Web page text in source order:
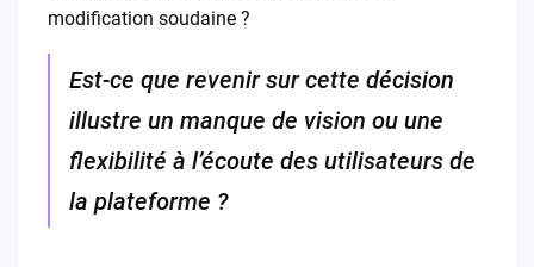
modification soudaine ?
Est-ce que revenir sur cette décision
illustre un manque de vision ou une
flexibilité à l’écoute des utilisateurs de
la plateforme ?